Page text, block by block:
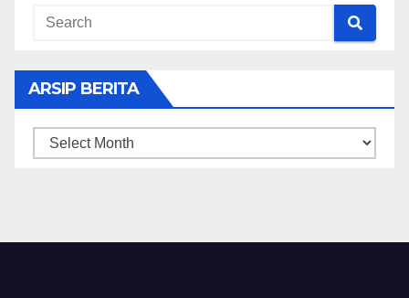
ARSIP BERITA
ARSIP